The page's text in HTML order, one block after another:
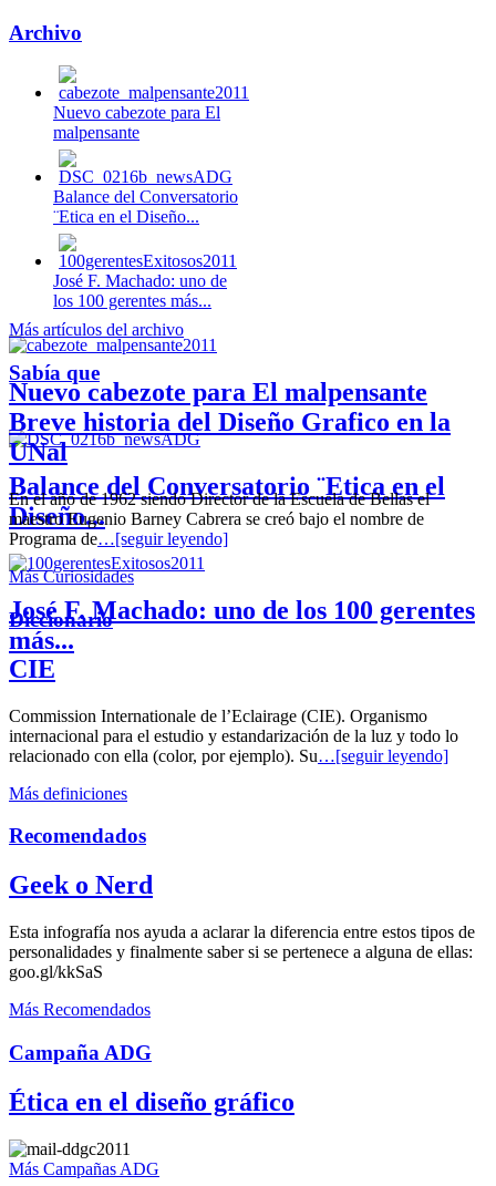
Archivo
Nuevo cabezote para El
malpensante
Balance del Conversatorio
¨Etica en el Diseño...
José F. Machado: uno de
los 100 gerentes más...
Nuevo cabezote para El malpensante
Balance del Conversatorio ¨Etica en el
Diseño...
José F. Machado: uno de los 100 gerentes
más...
Más artículos del archivo
Sabía que
Breve historia del Diseño Grafico en la
UNal
En el año de 1962 siendo Director de la Escuela de Bellas el
maestro Eugenio Barney Cabrera se creó bajo el nombre de
Programa de…[seguir leyendo]
Más Curiosidades
Diccionario
CIE
Commission Internationale de l’Eclairage (CIE). Organismo
internacional para el estudio y estandarización de la luz y todo lo
relacionado con ella (color, por ejemplo). Su…[seguir leyendo]
Más definiciones
Recomendados
Geek o Nerd
Esta infografía nos ayuda a aclarar la diferencia entre estos tipos de
personalidades y finalmente saber si se pertenece a alguna de ellas:
goo.gl/kkSaS
Más Recomendados
Campaña ADG
Ética en el diseño gráfico
Más Campañas ADG